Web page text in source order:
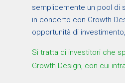
semplicemente un pool di
in concerto con Growth
opportunità di
Si tratta di investitori che
Growth Design, con cui